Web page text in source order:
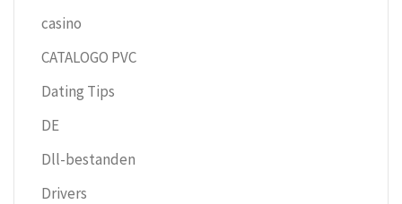
casino
CATALOGO PVC
Dating Tips
DE
Dll-bestanden
Drivers